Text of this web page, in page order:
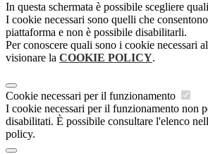
In questa schermata è possibile scegliere
I cookie necessari sono quelli che
piattaforma e non è possibile disabilitarli.
Per conoscere quali sono i cookie necessari
visionare la COOKIE POLICY.
Cookie necessari per il funzionamento
I cookie necessari per il funzionamento non
disabilitati. È possibile consultare l'elenco
policy.